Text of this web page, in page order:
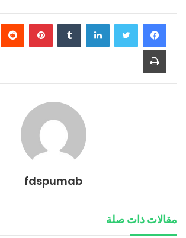
لينكدإن بينتيريست
طباعة
fdspumab
مقالات ذات صلة